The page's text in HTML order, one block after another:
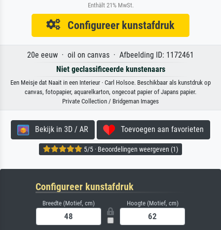
Enthält 21% MwSt.
Configureer kunstafdruk
20e eeuw · oil on canvas · Afbeelding ID: 1172461
Niet geclassificeerde kunstenaars
Een Meisje dat Naait in een Interieur · Carl Holsoe. Beschikbaar als kunstdruk op
canvas, fotopapier, aquarelkarton, ongecoat papier of Japans papier.
Private Collection / Bridgeman Images
Bekijk in 3D / AR Toevoegen aan favorieten
5/5 · Beoordelingen weergeven (1)
Configureer kunstafdruk
Breedte (Motief, cm) Hoogte (Motief, cm)